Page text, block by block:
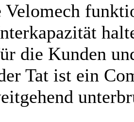
die Kunden
Tat ist ein